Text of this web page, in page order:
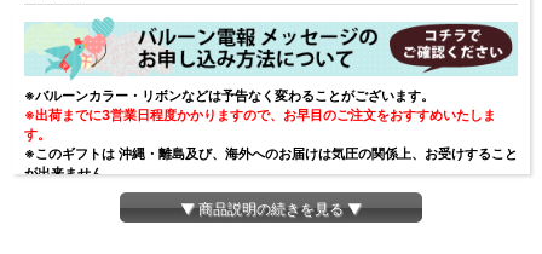
※バルーンカラー・リボンなどは予告なく変わることがございます。
※出荷までに3営業日程度かかりますので、お早目のご注文をおすすめいたしま
す。
※このギフトは 沖縄・離島及び、海外へのお届けは気圧の関係上、お受けすること
が出来ません。
あらかじめご了承ください。
▼ 商品説明の続きを見る ▼